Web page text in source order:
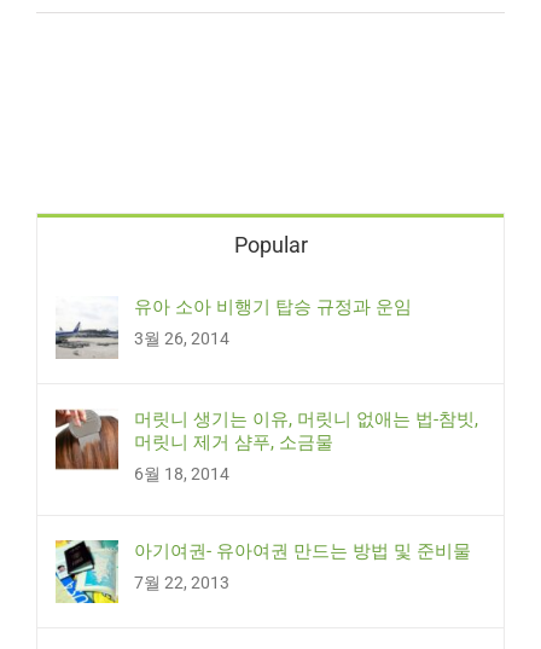
Popular
유아 소아 비행기 탑승 규정과 운임
3월 26, 2014
머릿니 생기는 이유, 머릿니 없애는 법-참빗,
머릿니 제거 샴푸, 소금물
6월 18, 2014
아기여권- 유아여권 만드는 방법 및 준비물
7월 22, 2013